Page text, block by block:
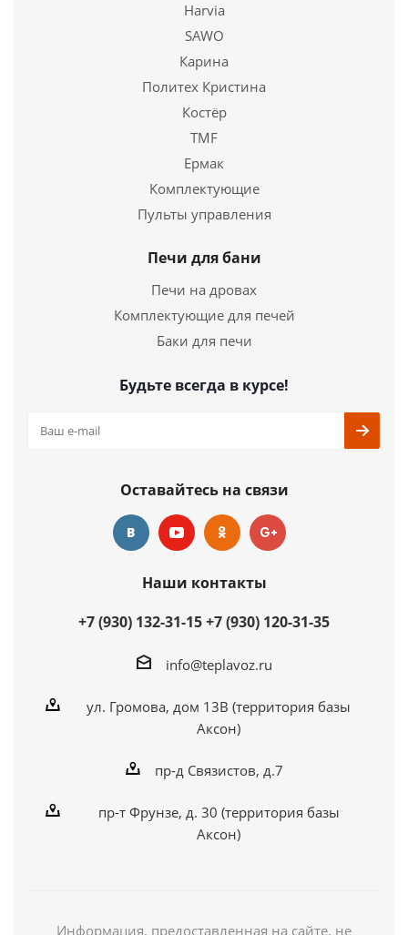
Дверка топочная герметичная ДКГ-10 Дверка
каминная герметичная "Каравай" окрашенная
14 778руб.
Подробнее
Harvia
SAWO
Карина
Политех Кристина
Костёр
TMF
Ермак
Комплектующие
Пульты управления
Печи для бани
Печи на дровах
Комплектующие для печей
Баки для печи
Будьте всегда в курсе!
Оставайтесь на связи
Наши контакты
+7 (930) 132-31-15+7 (930) 120-31-35
info@teplavoz.ru
ул. Громова, дом 13В (территория базы
Аксон)
пр-д Связистов, д.7
пр-т Фрунзе, д. 30 (территория базы
Аксон)
Информация, предоставленная на сайте, не